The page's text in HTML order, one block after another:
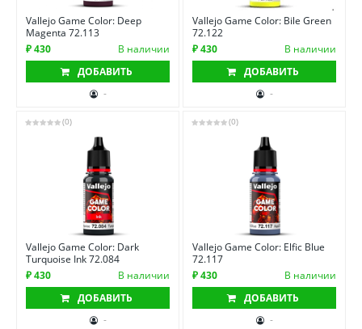
Vallejo Game Color: Deep
Magenta 72.113
₽ 430
В наличии
ДОБАВИТЬ
-
Vallejo Game Color: Bile Green
72.122
₽ 430
В наличии
ДОБАВИТЬ
-
(0)
Vallejo Game Color: Dark
Turquoise Ink 72.084
₽ 430
В наличии
ДОБАВИТЬ
-
(0)
Vallejo Game Color: Elfic Blue
72.117
₽ 430
В наличии
ДОБАВИТЬ
-